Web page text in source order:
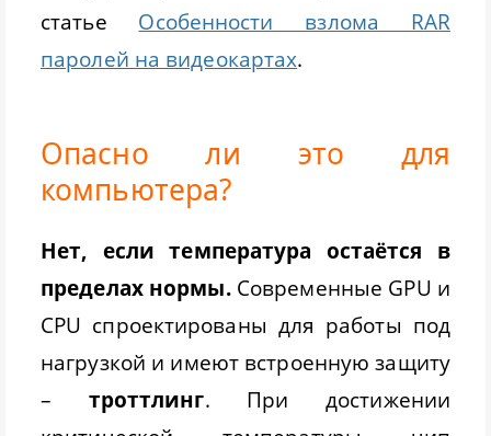
статье Особенности взлома RAR
паролей на видеокартах.
Опасно ли это для
компьютера?
Нет, если температура остаётся в
пределах нормы.Современные GPU и
CPU спроектированы для работы под
нагрузкой и имеют встроенную защиту
– троттлинг. При достижении